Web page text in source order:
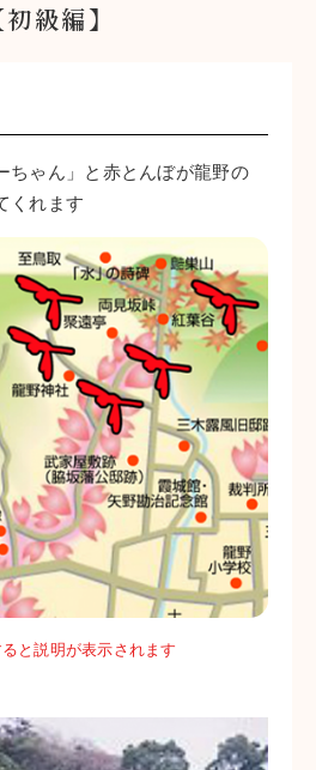
初級編】
ちゃん」と赤とんぼが龍野の
くれます
と説明が表示されます